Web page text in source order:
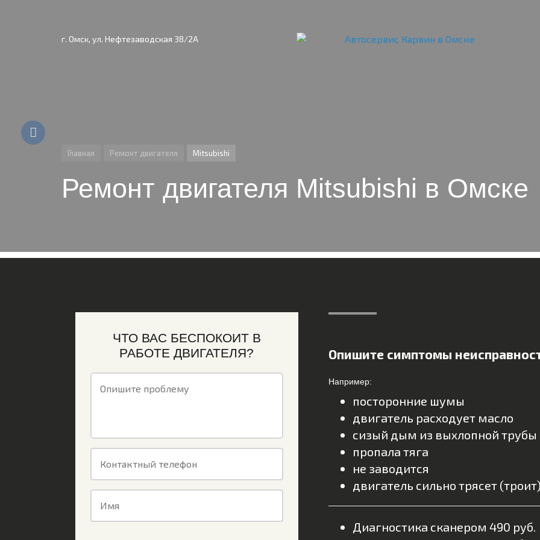
г. Омск, ул. Нефтезаводская 38/2А
Главная Ремонт двигателя Mitsubishi
Ремонт двигателя Mitsubishi в Омске
ЧТО ВАС БЕСПОКОИТ В
РАБОТЕ ДВИГАТЕЛЯ?
Опишите проблему
Контактный телефон
Имя
Опишите симптомы
Например:
посторонние шумы
двигатель расходует масло
сизый дым из выхлопной трубы
пропала тяга
не заводится
двигатель сильно трясет
Диагностика сканером 490 руб.